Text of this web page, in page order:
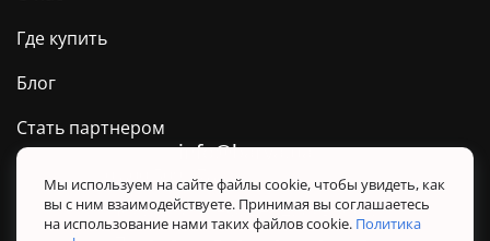
Где купить
Блог
Стать партнером
0 800 509 278
Техподдержка ТМ BARVA
Политика конфиденциальности
info@barva.ua
Мы используем на сайте файлы cookie, чтобы увидеть, как
вы с ним взаимодействуете. Принимая вы соглашаетесь
на использование нами таких файлов cookie. Политика